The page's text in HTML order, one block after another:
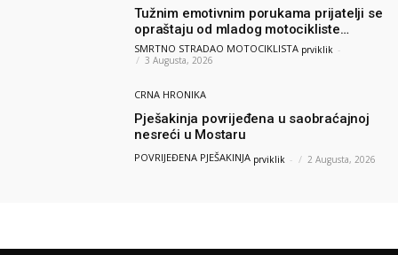
Tužnim emotivnim porukama prijatelji se
opraštaju od mladog motocikliste
Husnije Porča
SMRTNO STRADAO MOTOCIKLISTA prviklik -
3 Augusta, 2026
CRNA HRONIKA
Pješakinja povrijeđena u saobraćajnoj
nesreći u Mostaru
POVRIJEĐENA PJEŠAKINJA prviklik - 2 Augusta, 2026